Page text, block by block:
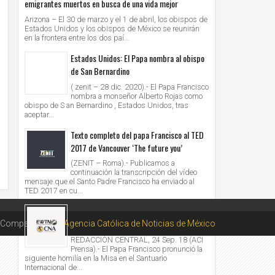
emigrantes muertos en busca de una vida mejor
Arizona – El 30 de marzo y el 1 de abril, los obispos de
Estados Unidos y los obispos de México se reunirán
en la frontera entre los dos paí...
Estados Unidos: El Papa nombra al obispo
de San Bernardino
( zenit – 28 dic. 2020).- El Papa Francisco
nombra a monseñor Alberto Rojas como
obispo de S an Bernardino , Estados Unidos, tras
aceptar...
Texto completo del papa Francisco al TED
2017 de Vancouver ‘The future you’
(ZENIT – Roma).- Publicamos a
continuación la transcripción del vídeo
mensaje que el Santo Padre Francisco ha enviado al
TED 2017 en cu...
Santuario Mariano de Aglona, Letonia
REDACCIÓN CENTRAL, 24 Sep. 18 (ACI
Prensa).- El Papa Francisco pronunció la
siguiente homilía en la Misa en el Santuario
Internacional de...
Compartido por Agencia Católica de Noticias de México